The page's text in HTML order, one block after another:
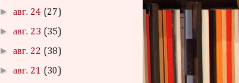
►авг. 24 (27)
►авг. 23 (35)
►авг. 22 (38)
►авг. 21 (30)